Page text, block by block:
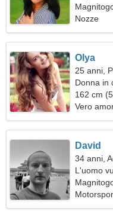
Nozze
Olya
25 anni,
Donna in
162 cm
Vero
David
34 anni,
L'uomo